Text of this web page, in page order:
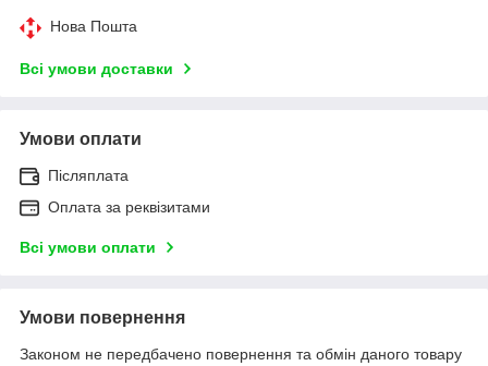
Нова Пошта
Всі умови доставки
Умови оплати
Післяплата
Оплата за реквізитами
Всі умови оплати
Умови повернення
Законом не передбачено повернення та обмін даного товару